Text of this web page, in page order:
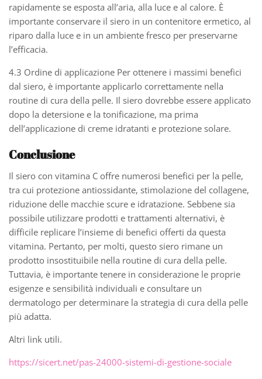
rapidamente se esposta all’aria, alla luce e al calore. È
importante conservare il siero in un contenitore ermetico, al
riparo dalla luce e in un ambiente fresco per preservarne
l’efficacia.
4.3 Ordine di applicazione Per ottenere i massimi benefici
dal siero, è importante applicarlo correttamente nella
routine di cura della pelle. Il siero dovrebbe essere applicato
dopo la detersione e la tonificazione, ma prima
dell’applicazione di creme idratanti e protezione solare.
Conclusione
Il siero con vitamina C offre numerosi benefici per la pelle,
tra cui protezione antiossidante, stimolazione del collagene,
riduzione delle macchie scure e idratazione. Sebbene sia
possibile utilizzare prodotti e trattamenti alternativi, è
difficile replicare l’insieme di benefici offerti da questa
vitamina. Pertanto, per molti, questo siero rimane un
prodotto insostituibile nella routine di cura della pelle.
Tuttavia, è importante tenere in considerazione le proprie
esigenze e sensibilità individuali e consultare un
dermatologo per determinare la strategia di cura della pelle
più adatta.
Altri link utili.
https://sicert.net/pas-24000-sistemi-di-gestione-sociale